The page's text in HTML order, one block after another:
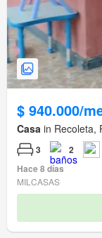
$ 940.000/
Casa in Recoleta,
3 2
Hace 8 días
MILCASAS